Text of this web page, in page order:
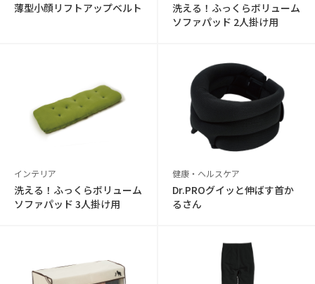
薄型小顔リフトアップベルト
洗える！ふっくらボリューム
ソファパッド 2人掛け用
インテリア
洗える！ふっくらボリューム
ソファパッド 3人掛け用
健康・ヘルスケア
Dr.PROグイッと伸ばす首か
るさん